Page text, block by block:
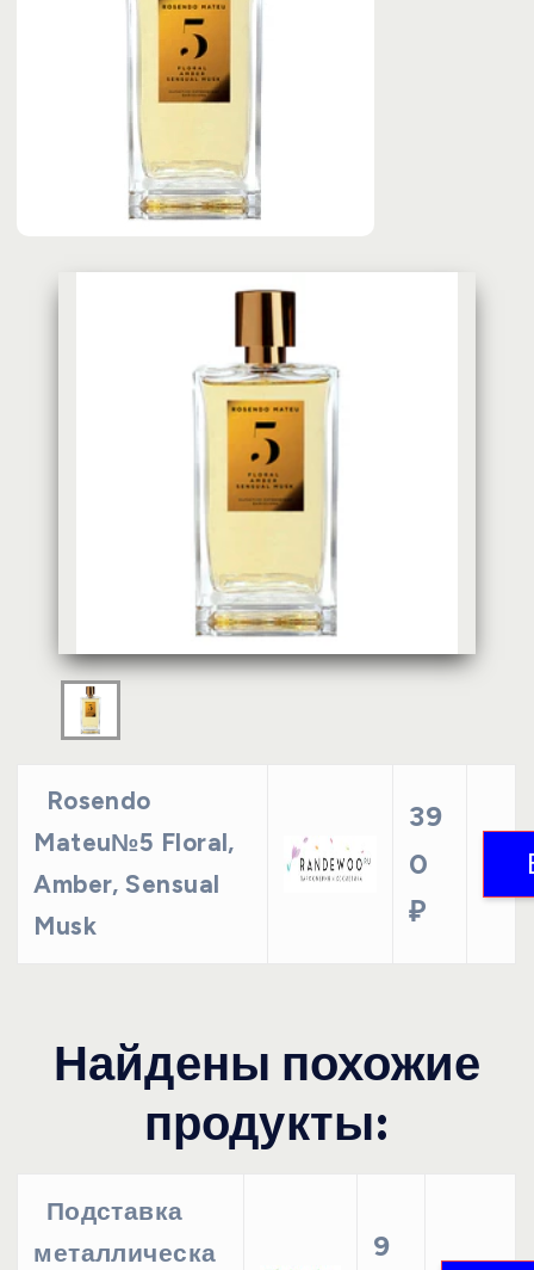
Rosendo
Mateu№5 Floral,
Amber, Sensual
Musk
39
0
₽
Найдены похожие
продукты:
Подставка
металлическа
9